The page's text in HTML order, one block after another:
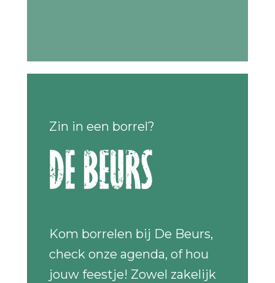
Zin in een borrel?
Kom borrelen bij De Beurs,
check onze agenda, of hou
jouw feestje! Zowel zakelijk